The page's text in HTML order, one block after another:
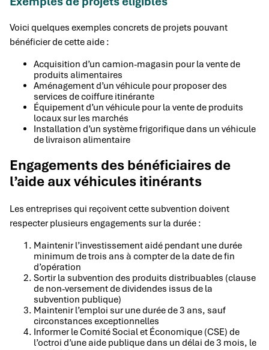
Voici quelques exemples concrets de projets pouvant
bénéficier de cette aide :
Acquisition d’un camion-magasin pour la vente de
produits alimentaires
Aménagement d’un véhicule pour proposer des
services de coiffure itinérante
Équipement d’un véhicule pour la vente de produits
locaux sur les marchés
Installation d’un système frigorifique dans un véhicule
de livraison alimentaire
Engagements des bénéficiaires de
l’aide aux véhicules itinérants
Les entreprises qui reçoivent cette subvention doivent
respecter plusieurs engagements sur la durée :
Maintenir l’investissement aidé pendant une durée
minimum de trois ans à compter de la date de fin
d’opération
Sortir la subvention des produits distribuables (clause
de non-versement de dividendes issus de la
subvention publique)
Maintenir l’emploi sur une durée de 3 ans, sauf
circonstances exceptionnelles
Informer le Comité Social et Économique (CSE) de
l’octroi d’une aide publique dans un délai de 3 mois, le